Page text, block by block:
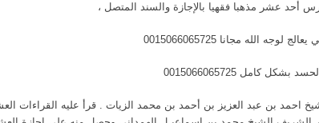
درس أحد عشر مذهبا فقهيا بالإجازة والسند المتصل ،
الله مجانا 0015066065725
كامل 0015066065725
احمد بن عبد العزيز بن أحمد بن محمد الزيات . قرأ عليه القراءات